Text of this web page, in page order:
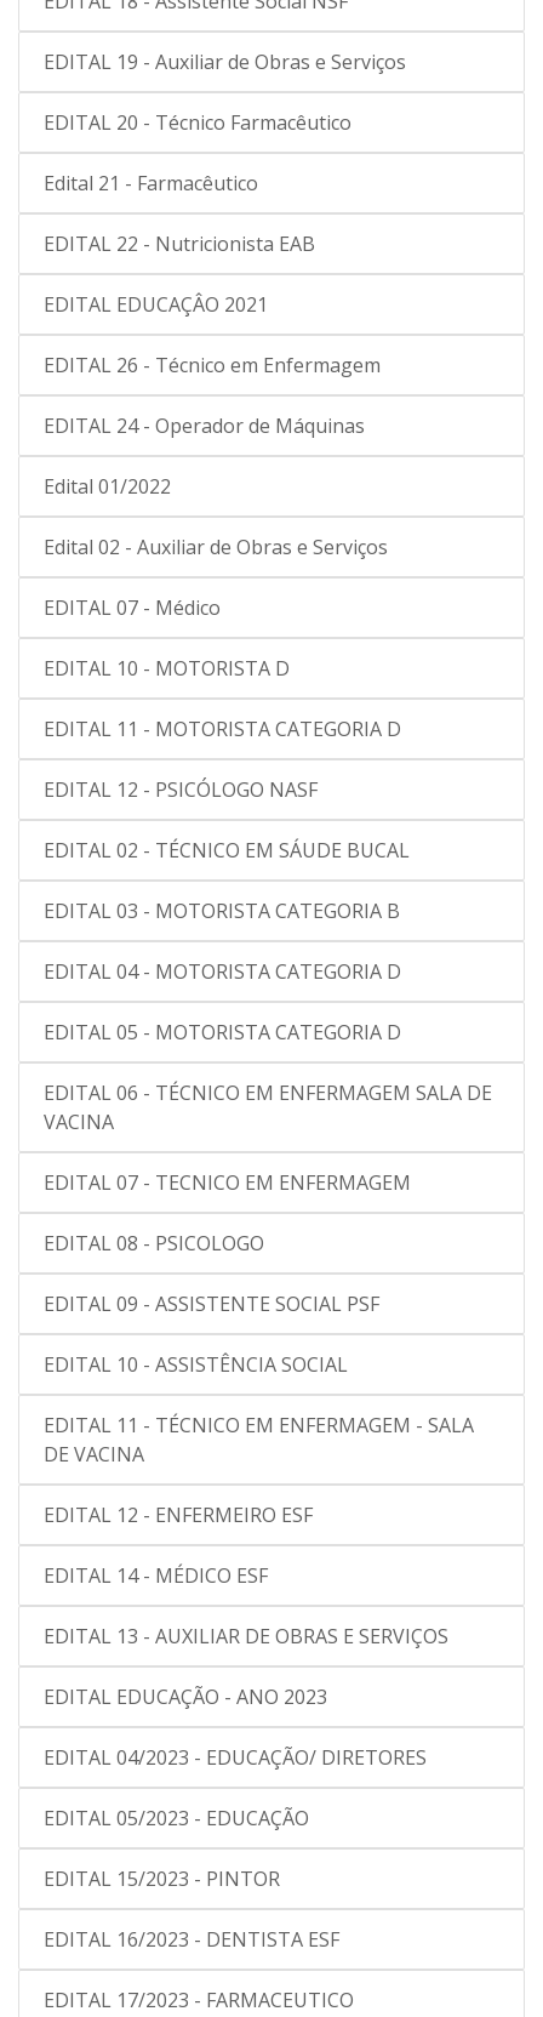
EDITAL 19 - Auxiliar de Obras e Serviços
EDITAL 20 - Técnico Farmacêutico
Edital 21 - Farmacêutico
EDITAL 22 - Nutricionista EAB
EDITAL EDUCAÇÂO 2021
EDITAL 26 - Técnico em Enfermagem
EDITAL 24 - Operador de Máquinas
Edital 01/2022
Edital 02 - Auxiliar de Obras e Serviços
EDITAL 07 - Médico
EDITAL 10 - MOTORISTA D
EDITAL 11 - MOTORISTA CATEGORIA D
EDITAL 12 - PSICÓLOGO NASF
EDITAL 02 - TÉCNICO EM SÁUDE BUCAL
EDITAL 03 - MOTORISTA CATEGORIA B
EDITAL 04 - MOTORISTA CATEGORIA D
EDITAL 05 - MOTORISTA CATEGORIA D
EDITAL 06 - TÉCNICO EM ENFERMAGEM SALA DE
VACINA
EDITAL 07 - TECNICO EM ENFERMAGEM
EDITAL 08 - PSICOLOGO
EDITAL 09 - ASSISTENTE SOCIAL PSF
EDITAL 10 - ASSISTÊNCIA SOCIAL
EDITAL 11 - TÉCNICO EM ENFERMAGEM - SALA
DE VACINA
EDITAL 12 - ENFERMEIRO ESF
EDITAL 14 - MÉDICO ESF
EDITAL 13 - AUXILIAR DE OBRAS E SERVIÇOS
EDITAL EDUCAÇÃO - ANO 2023
EDITAL 04/2023 - EDUCAÇÃO/ DIRETORES
EDITAL 05/2023 - EDUCAÇÃO
EDITAL 15/2023 - PINTOR
EDITAL 16/2023 - DENTISTA ESF
EDITAL 17/2023 - FARMACEUTICO